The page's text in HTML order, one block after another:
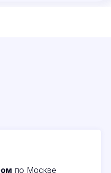
по Москве